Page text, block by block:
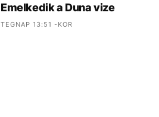
Emelkedik a Duna vize
TEGNAP 13:51 -KOR